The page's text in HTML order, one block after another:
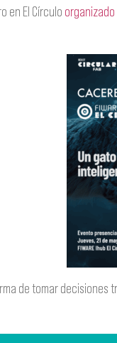
en El Círculo
de tomar decisiones